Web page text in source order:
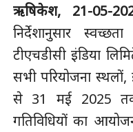
ऋषिकेश, 21-05-
निर्देशानुसार
टीएचडीसी इंडिया
सभी परियोजना
से 31 मई 2025 तक
गतिविधियों का